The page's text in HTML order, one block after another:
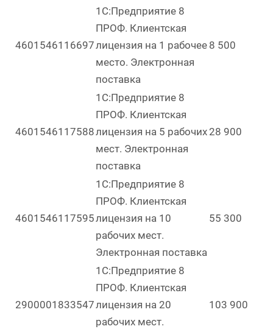
4601546116697
1С:Предприятие 8
ПРОФ. Клиентская
лицензия на 1 рабочее
место. Электронная
поставка
8 500
4601546117588
1С:Предприятие 8
ПРОФ. Клиентская
лицензия на 5 рабочих
мест. Электронная
поставка
28 900
4601546117595
1С:Предприятие 8
ПРОФ. Клиентская
лицензия на 10
рабочих мест.
Электронная поставка
55 300
2900001833547
1С:Предприятие 8
ПРОФ. Клиентская
лицензия на 20
рабочих мест.
103 900